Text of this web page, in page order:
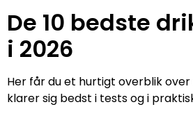
De 10 bedste
i 2026
Her får du et hurtigt overblik
klarer sig bedst i tests og i